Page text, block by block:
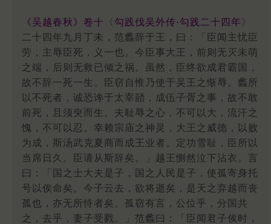
《吴越春秋》卷十〈勾践伐吴外传·勾践二十四年〉
二十四年九月丁未，范蠡辞于王，曰：「臣闻主忧臣
劳，主辱臣死，义一也。今臣事大王，前则无灭未萌
之端，后则无救已倾之祸。虽然，臣终欲成君霸国，
故不辞一死一生。臣窃自惟乃使于吴王之惭辱。蠡所
以不死者，诚恐谗于太宰嚭，成伍子胥之事，故不敢
前死，且须臾而生。夫耻辱之心，不可以大，流汗之
愧，不可以忍。幸赖宗庙之神灵，大王之威德，以败
为成，斯汤武克夏商而成王业者。定功雪耻，臣所以
当席日久。臣请从斯辞矣。」越王恻然泣下沾衣。言
曰：「国之士大夫是子，国之人民是子，使孤寄身托
号以俟命矣。今子云去，欲将逝矣，是天之弃越而丧
孤也，亦无所恃者矣。孤窃有言，公位乎，分国共
之，去乎，妻子受戮。」范蠡曰：「臣闻君子俟时，